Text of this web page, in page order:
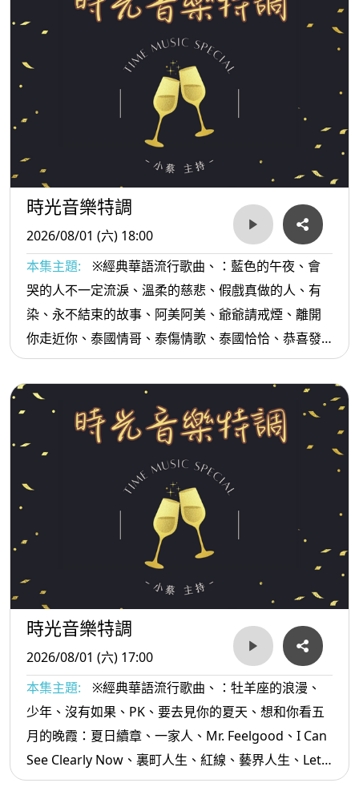
時光音樂特調
2026/08/01 (六) 18:00
本集主題:
※經典華語流行歌曲、：藍色的午夜、會
哭的人不一定流淚、溫柔的慈悲、假戲真做的人、有
染、永不結束的故事、阿美阿美、爺爺請戒煙、離開
你走近你、泰國情哥、泰傷情歌、泰國恰恰、恭喜發
財、排骨便當...等。
時光音樂特調
2026/08/01 (六) 17:00
本集主題:
※經典華語流行歌曲、：牡羊座的浪漫、
少年、沒有如果、PK、要去見你的夏天、想和你看五
月的晚霞：夏日續章、一家人、Mr. Feelgood、I Can
See Clearly Now、裏町人生、紅線、藝界人生、Lets
Go Go Go逗陣走、阿娜答...等。